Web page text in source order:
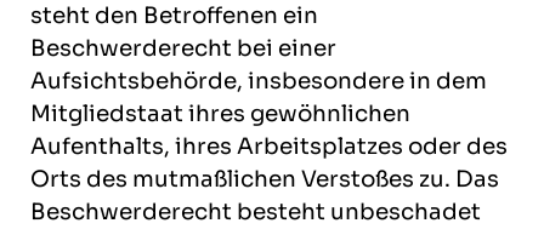
steht den Betroffenen ein
Beschwerderecht bei einer
Aufsichtsbehörde, insbesondere in dem
Mitgliedstaat ihres gewöhnlichen
Aufenthalts, ihres Arbeitsplatzes oder des
Orts des mutmaßlichen Verstoßes zu. Das
Beschwerderecht besteht unbeschadet